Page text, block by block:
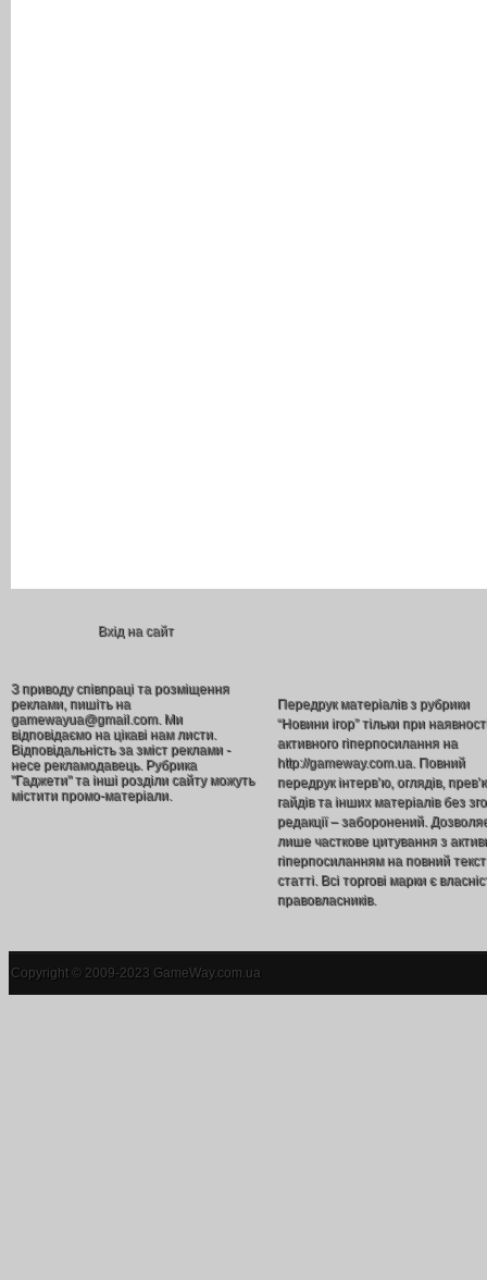
Вхід на сайт
З приводу співпраці та розміщення
реклами, пишіть на
gamewayua@gmail.com. Ми
відповідаємо на цікаві нам листи.
Відповідальність за зміст реклами -
несе рекламодавець. Рубрика
"Гаджети" та інші розділи сайту можуть
містити промо-матеріали.
Передрук матеріалів з рубрики
“Новини ігор” тільки при
активного гіперпосилання на
http://gameway.com.ua. Повний
передрук інтерв’ю, оглядів,
гайдів та інших матеріалів без
редакції – заборонений.
лише часткове цитування з
гіперпосиланням на повний текст
статті. Всі торгові марки є
правовласників.
Copyright © 2009-2023 GameWay.com.ua